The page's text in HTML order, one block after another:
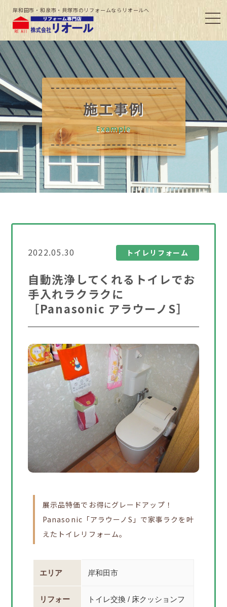
岸和田市・和泉市・貝塚市のリフォームならリオールへ
施工事例
Example
2022.05.30 トイレリフォーム
自動洗浄してくれるトイレでお
手入れラクラクに
［Panasonic アラウーノS］
展示品特価でお得にグレードアップ！
Panasonic「アラウーノS」で家事ラクを叶
えたトイレリフォーム。
エリア 岸和田市
リフォー
トイレ交換 / 床クッションフ